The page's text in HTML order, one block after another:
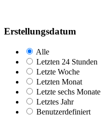
Erstellungsdatum
Alle
Letzten 24 Stunden
Letzte Woche
Letzten Monat
Letzte sechs Monate
Letztes Jahr
Benutzerdefiniert